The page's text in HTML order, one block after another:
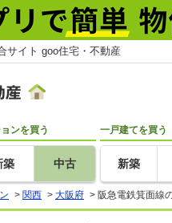
サイト goo住宅・不動産
ンを買う
築 中古
一戸建てを買う
新築
> 関西 > 大阪府 > 阪急電鉄箕面線